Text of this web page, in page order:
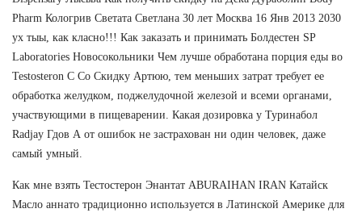
Pharm Кологрив Светата Светлана 30 лет Москва 16 Янв 2013 2030
ух тыы, как класно!!! Как заказать и принимать Болдестен SP
Laboratories Новосокольники Чем лучше обработана порция еды во
Testosteron C Со Скидку Артюю, тем меньших затрат требует ее
обработка желудком, поджелудочной железой и всеми органами,
участвующими в пищеварении. Какая дозировка у Туринабол
Radjay Гдов А от ошибок не застрахован ни один человек, даже
самый умный.
Как мне взять Тестостерон Энантат ABURAIHAN IRAN Катайск
Масло аннато традиционно используется в Латинской Америке для